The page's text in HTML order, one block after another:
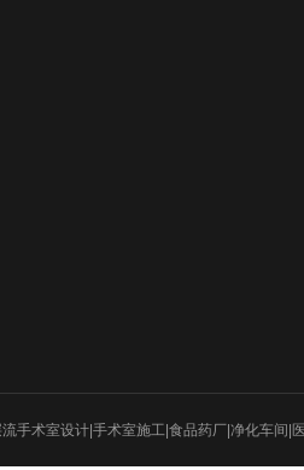
手术室设计|手术室施工|食品药厂|净化车间|